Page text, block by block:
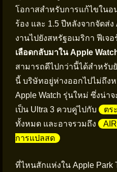
โอกาสสำหรับการแก้ไขใน
ร้อง และ 1.5 ปีหลังจากจัดส่
งานไปยังสหรัฐอเมริกา ฟีเจอ
เลือดกลับมาใน Apple
สามารถดีไปกว่านี้ได้สำหรั
นี้ บริษัทอยู่ห่างออกไปไม่ถึง
Apple Watch รุ่นใหม่ ซึ่งน่าจ
เป็น Ultra 3 ควบคู่ไปกับ
ตร
ทั้งหมด และอาจรวมถึง
การแปลสด
ที่ไหนสักแห่งใน Apple Park